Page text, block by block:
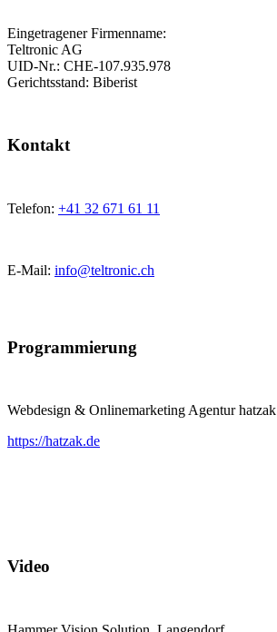
Eingetragener Firmenname:
Teltronic AG
UID-Nr.: CHE-107.935.978
Gerichtsstand: Biberist
Kontakt
Telefon: +41 32 671 61 11
E-Mail: info@teltronic.ch
Programmierung
Webdesign & Onlinemarketing Agentur hatzak
https://hatzak.de
Video